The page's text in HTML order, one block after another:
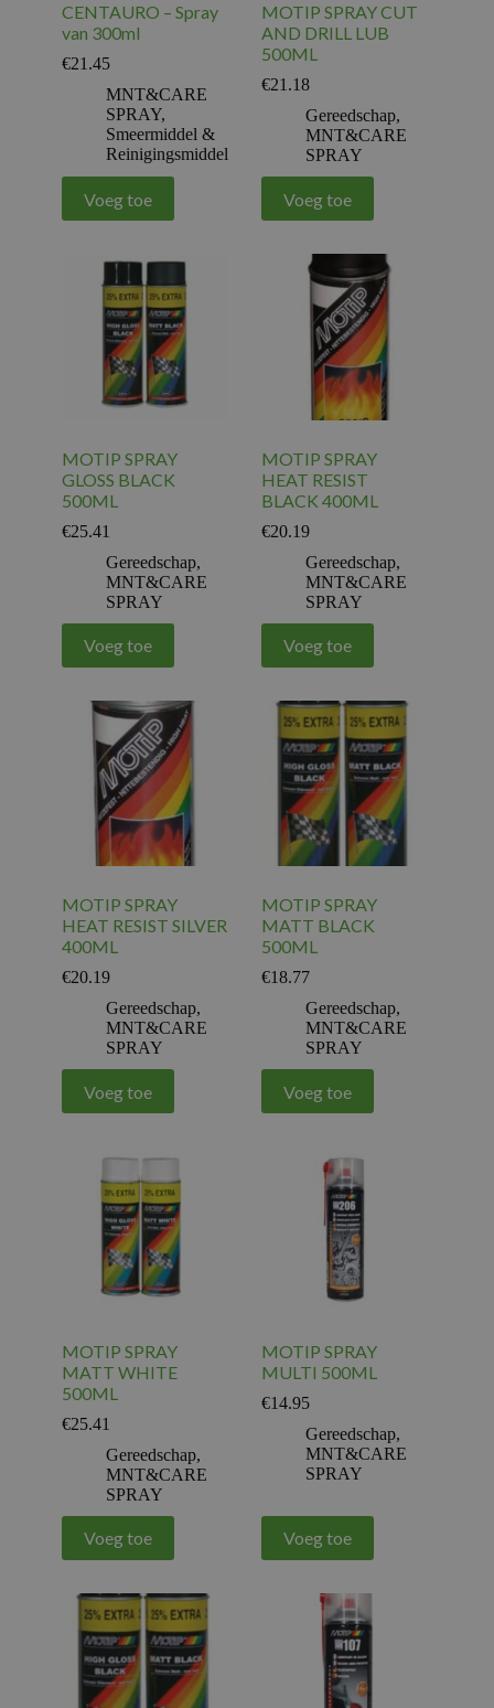
CENTAURO – Spray
van 300ml
€21.45
MNT&CARE
SPRAY,
Smeermiddel &
Reinigingsmiddel
Voeg toe
MOTIP SPRAY CUT
AND DRILL LUB
500ML
€21.18
Gereedschap,
MNT&CARE
SPRAY
Voeg toe
MOTIP SPRAY
GLOSS BLACK
500ML
€25.41
Gereedschap,
MNT&CARE
SPRAY
Voeg toe
MOTIP SPRAY
HEAT RESIST
BLACK 400ML
€20.19
Gereedschap,
MNT&CARE
SPRAY
Voeg toe
MOTIP SPRAY
HEAT RESIST SILVER
400ML
€20.19
Gereedschap,
MNT&CARE
SPRAY
Voeg toe
MOTIP SPRAY
MATT BLACK
500ML
€18.77
Gereedschap,
MNT&CARE
SPRAY
Voeg toe
MOTIP SPRAY
MATT WHITE
500ML
€25.41
Gereedschap,
MNT&CARE
SPRAY
Voeg toe
MOTIP SPRAY
MULTI 500ML
€14.95
Gereedschap,
MNT&CARE
SPRAY
Voeg toe